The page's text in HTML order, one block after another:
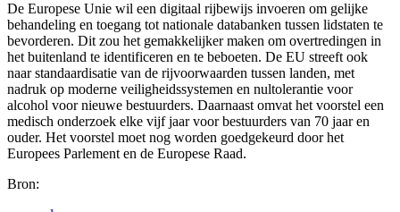
De Europese Unie wil een digitaal rijbewijs invoeren om gelijke
behandeling en toegang tot nationale databanken tussen lidstaten te
bevorderen. Dit zou het gemakkelijker maken om overtredingen in
het buitenland te identificeren en te beboeten. De EU streeft ook
naar standaardisatie van de rijvoorwaarden tussen landen, met
nadruk op moderne veiligheidssystemen en nultolerantie voor
alcohol voor nieuwe bestuurders. Daarnaast omvat het voorstel een
medisch onderzoek elke vijf jaar voor bestuurders van 70 jaar en
ouder. Het voorstel moet nog worden goedgekeurd door het
Europees Parlement en de Europese Raad.
Bron: